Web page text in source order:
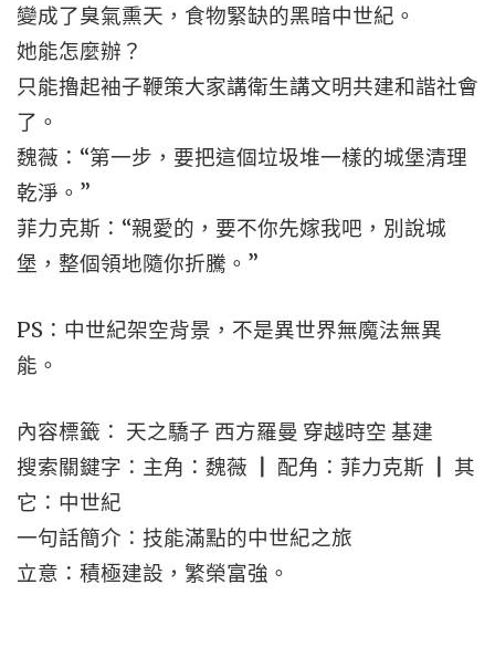
變成了臭氣熏天，食物緊缺的黑暗中世紀。
她能怎麼辦？
只能擼起袖子鞭策大家講衛生講文明共建和諧社會
了。
魏薇：“第一步，要把這個垃圾堆一樣的城堡清理
乾淨。”
菲力克斯：“親愛的，要不你先嫁我吧，別說城
堡，整個領地隨你折騰。”
PS：中世紀架空背景，不是異世界無魔法無異
能。
內容標籤： 天之驕子 西方羅曼 穿越時空 基建
搜索關鍵字：主角：魏薇 ┃ 配角：菲力克斯 ┃ 其
它：中世紀
一句話簡介：技能滿點的中世紀之旅
立意：積極建設，繁榮富強。